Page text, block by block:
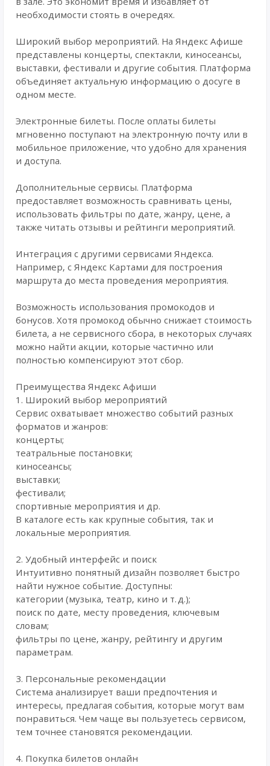
необходимости стоять в очередях.
Широкий выбор мероприятий. На Яндекс Афише
представлены концерты, спектакли, киносеансы,
выставки, фестивали и другие события. Платформа
объединяет актуальную информацию о досуге в
одном месте.
Электронные билеты. После оплаты билеты
мгновенно поступают на электронную почту или в
мобильное приложение, что удобно для хранения
и доступа.
Дополнительные сервисы. Платформа
предоставляет возможность сравнивать цены,
использовать фильтры по дате, жанру, цене, а
также читать отзывы и рейтинги мероприятий.
Интеграция с другими сервисами Яндекса.
Например, с Яндекс Картами для построения
маршрута до места проведения мероприятия.
Возможность использования промокодов и
бонусов. Хотя промокод обычно снижает стоимость
билета, а не сервисного сбора, в некоторых случаях
можно найти акции, которые частично или
полностью компенсируют этот сбор.
Преимущества Яндекс Афиши
1. Широкий выбор мероприятий
Сервис охватывает множество событий разных
форматов и жанров:
концерты;
театральные постановки;
киносеансы;
выставки;
фестивали;
спортивные мероприятия и др.
В каталоге есть как крупные события, так и
локальные мероприятия.
2. Удобный интерфейс и поиск
Интуитивно понятный дизайн позволяет быстро
найти нужное событие. Доступны:
категории (музыка, театр, кино и т. д.);
поиск по дате, месту проведения, ключевым
словам;
фильтры по цене, жанру, рейтингу и другим
параметрам.
3. Персональные рекомендации
Система анализирует ваши предпочтения и
интересы, предлагая события, которые могут вам
понравиться. Чем чаще вы пользуетесь сервисом,
тем точнее становятся рекомендации.
4. Покупка билетов онлайн